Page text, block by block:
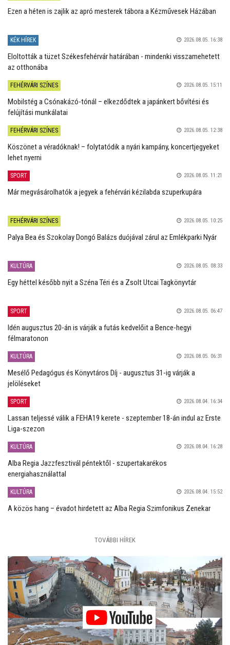
Ezen a héten is zajlik az apró mesterek tábora a Kézművesek Házában
KÉK HÍREK 2026.08.05. 16:38
Eloltották a tüzet Székesfehérvár határában - mindenki visszamehetett
az otthonába
FEHÉRVÁRI SZÍNES 2026.08.05. 15:11
Mobilstég a Csónakázó-tónál – elkezdődtek a japánkert bővítési és
felújítási munkálatai
FEHÉRVÁRI SZÍNES 2026.08.05. 12:38
Köszönet a véradóknak! – folytatódik a nyári kampány, koncertjegyeket
lehet nyerni
SPORT 2026.08.05. 11:21
Már megvásárolhatók a jegyek a fehérvári kézilabda szuperkupára
FEHÉRVÁRI SZÍNES 2026.08.05. 10:25
Palya Bea és Szokolay Dongó Balázs duójával zárul az Emlékparki Nyár
KULTÚRA 2026.08.05. 08:33
Egy héttel később nyit a Széna Téri és a Zsolt Utcai Tagkönyvtár
SPORT 2026.08.05. 06:47
Idén augusztus 20-án is várják a futás kedvelőit a Bence-hegyi
félmaratonon
KULTÚRA 2026.08.05. 06:31
Mesélő Pedagógus és Könyvtáros Díj - augusztus 31-ig várják a
jelöléseket
SPORT 2026.08.04. 16:34
Lassan teljessé válik a FEHA19 kerete - szeptember 18-án indul az Erste
Liga-szezon
KULTÚRA 2026.08.04. 16:28
Alba Regia Jazzfesztivál péntektől - szupertakarékos
energiahasználattal
KULTÚRA 2026.08.04. 15:52
A közös hang – évadot hirdetett az Alba Regia Szimfonikus Zenekar
TOVÁBBI HÍREK